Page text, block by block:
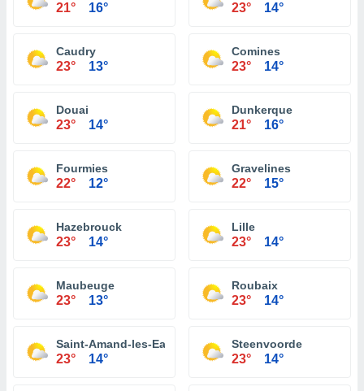
21° 16° 23° 14°
Caudry
23° 13°
Comines
23° 14°
Douai
23° 14°
Dunkerque
21° 16°
Fourmies
22° 12°
Gravelines
22° 15°
Hazebrouck
23° 14°
Lille
23° 14°
Maubeuge
23° 13°
Roubaix
23° 14°
Saint-Amand-les-Eaux
23° 14°
Steenvoorde
23° 14°